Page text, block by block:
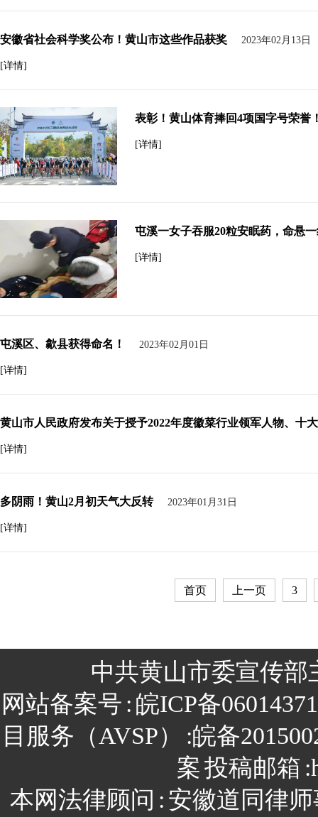
安徽省社会科学奖公布！黄山市这些作品获奖 2023年02月13日
[详情]
表彰！黄山体育捧回4项国字号荣誉
[详情]
屯溪一女子吞服20粒安眠药，命悬
[详情]
屯溪区、歙县获得命名！ 2023年02月01日
[详情]
黄山市人民政府发布关于授予2022年度徽菜行业领军人物、十
[详情]
多阴雨！黄山2月初天气大反转 2023年01月31日
[详情]
首页 上一页 3
中共黄山市委宣传部
网站备案号 : 皖ICP备
目服务（AVSP）
:皖备
案投稿邮箱
本网法律顾问 : 安徽道同律